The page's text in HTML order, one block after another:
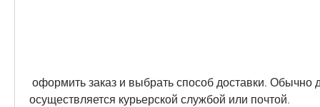
осуществляется курьерской службой или почтой.